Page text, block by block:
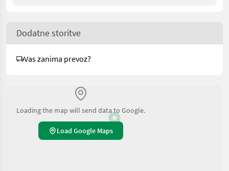
Dodatne storitve
Vas zanima prevoz?
Loading the map will send data to Google.
Load Google Maps